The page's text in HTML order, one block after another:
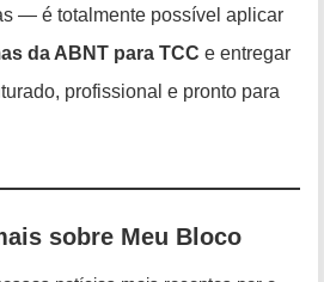
— é totalmente possível aplicar
da ABNT para TCC e entregar
profissional e pronto para
sobre Meu Bloco